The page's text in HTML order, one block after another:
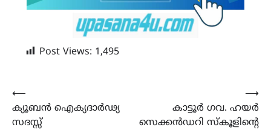
Post Views: 1,495
Post
navigation
⟵
ക്യൂബൻ ഐക്യദാർഢ്യ
സദസ്സ്
കാട്ടൂർ ഗവ. ഹയർ
സെക്കൻഡറി സ്കൂളിന്റെ
⟶